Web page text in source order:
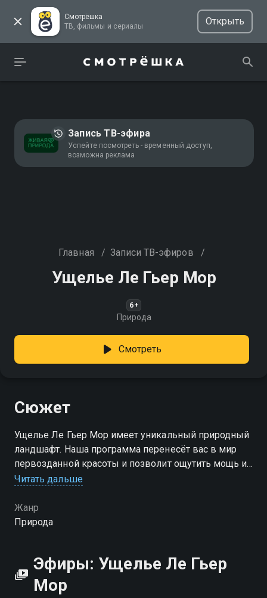
Смотрёшка
ТВ, фильмы и сериалы
Открыть
Запись ТВ-эфира
Успейте посмотреть - временный доступ,
возможна реклама
Главная / Записи ТВ-эфиров /
Ущелье Ле Гьер Мор
6+
Природа
Смотреть
Сюжет
Ущелье Ле Гьер Мор имеет уникальный природный
ландшафт. Наша программа перенесёт вас в мир
первозданной красоты и позволит ощутить мощь и
величие природы
Читать дальше
Жанр
Природа
Эфиры: Ущелье Ле Гьер
Мор